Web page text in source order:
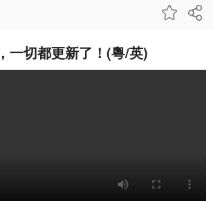
一切都更新了！(粵/英)